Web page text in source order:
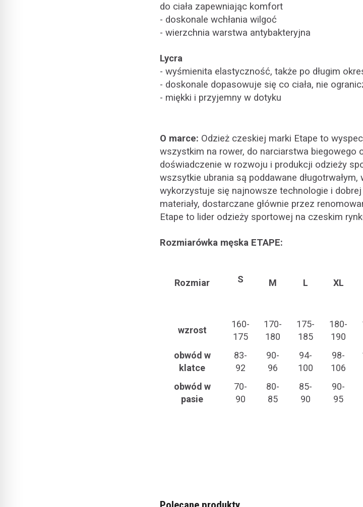
do ciała zapewniając komfort
- doskonale wchłania wilgoć
- wierzchnia warstwa antybakteryjna
Lycra
- wyśmienita elastyczność, także po długim
- doskonale dopasowuje się co ciała, nie
- miękki i przyjemny w dotyku
O marce: Odzież czeskiej marki Etape to
wszystkim na rower, do narciarstwa biegowego
doświadczenie w rozwoju i produkcji odzieży
wszsytkie ubrania są poddawane
wykorzystuje się najnowsze technologie i
materiały, dostarczane głównie przez
Etape to lider odzieży sportowej na czeskim
Rozmiarówka męska ETAPE:
Rozmiar S M L XL
wzrost
160-
175
170-
180
175-
185
180-
190
obwód w
klatce
83-
92
90-
96
94-
100
98-
106
obwód w
pasie
70-
90
80-
85
85-
90
90-
95